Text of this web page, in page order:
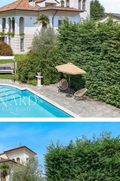
av høyeste
både lysstyrken og
består avfem
en rekke rom dedikert til
også lagt stor vekt på
tilbysfullt møblert med
til å gjøre hvert rom
Blant de mest
er detprivate kinorommet,
avslapning uten å ofre